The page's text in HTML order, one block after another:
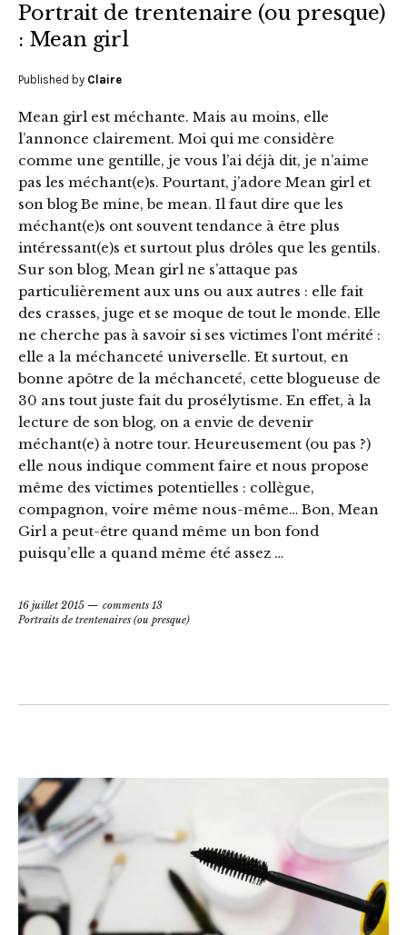
Portrait de trentenaire (ou presque)
: Mean girl
Published by Claire
Mean girl est méchante. Mais au moins, elle
l’annonce clairement. Moi qui me considère
comme une gentille, je vous l’ai déjà dit, je n’aime
pas les méchant(e)s. Pourtant, j’adore Mean girl et
son blog Be mine, be mean. Il faut dire que les
méchant(e)s ont souvent tendance à être plus
intéressant(e)s et surtout plus drôles que les gentils.
Sur son blog, Mean girl ne s’attaque pas
particulièrement aux uns ou aux autres : elle fait
des crasses, juge et se moque de tout le monde. Elle
ne cherche pas à savoir si ses victimes l’ont mérité :
elle a la méchanceté universelle. Et surtout, en
bonne apôtre de la méchanceté, cette blogueuse de
30 ans tout juste fait du prosélytisme. En effet, à la
lecture de son blog, on a envie de devenir
méchant(e) à notre tour. Heureusement (ou pas ?)
elle nous indique comment faire et nous propose
même des victimes potentielles : collègue,
compagnon, voire même nous-même… Bon, Mean
Girl a peut-être quand même un bon fond
puisqu’elle a quand même été assez …
16 juillet 2015
comments 13
Portraits de trentenaires (ou presque)